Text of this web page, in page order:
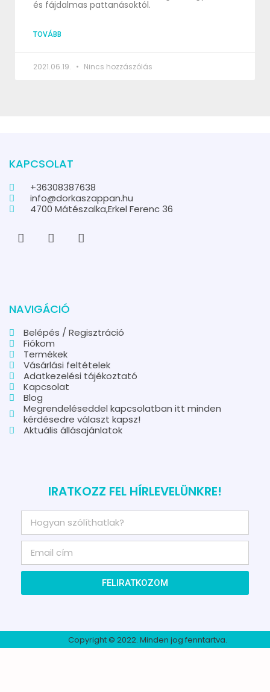
és fájdalmas pattanásoktól.
TOVÁBB
2021.06.19. Nincs hozzászólás
KAPCSOLAT
+36308387638
info@dorkaszappan.hu
4700 Mátészalka,Erkel Ferenc 36
NAVIGÁCIÓ
Belépés / Regisztráció
Fiókom
Termékek
Vásárlási feltételek
Adatkezelési tájékoztató
Kapcsolat
Blog
Megrendeléseddel kapcsolatban itt minden
kérdésedre választ kapsz!
Aktuális állásajánlatok
IRATKOZZ FEL HÍRLEVELÜNKRE!
FELIRATKOZOM
Copyright © 2022. Minden jog fenntartva.​